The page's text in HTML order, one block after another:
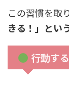
この習慣を取
きる！」とい
行動す